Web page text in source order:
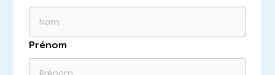
Prénom